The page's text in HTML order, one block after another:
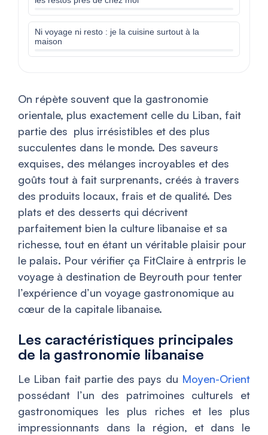
Ni voyage ni resto : je la cuisine surtout à la
maison
On répète souvent que la gastronomie
orientale, plus exactement celle du Liban, fait
partie des plus irrésistibles et des plus
succulentes dans le monde. Des saveurs
exquises, des mélanges incroyables et des
goûts tout à fait surprenants, créés à travers
des produits locaux, frais et de qualité. Des
plats et des desserts qui décrivent
parfaitement bien la culture libanaise et sa
richesse, tout en étant un véritable plaisir pour
le palais. Pour vérifier ça FitClaire à entrpris le
voyage à destination de Beyrouth pour tenter
l’expérience d’un voyage gastronomique au
cœur de la capitale libanaise.
Les caractéristiques principales
de la gastronomie libanaise
Le Liban fait partie des pays du Moyen-Orient
possédant l’un des patrimoines culturels et
gastronomiques les plus riches et les plus
impressionnants dans la région, et dans le